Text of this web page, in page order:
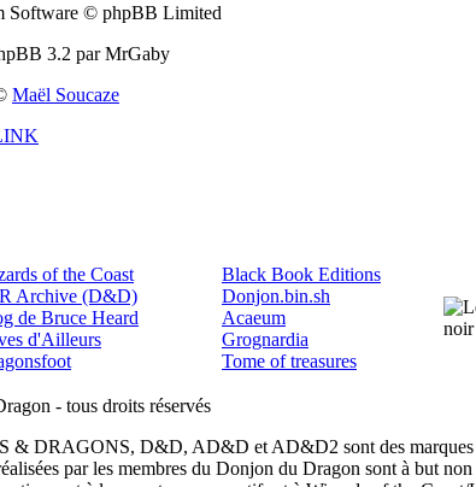
Software © phpBB Limited
3.2 par MrGaby
Maël Soucaze
of the Coast
Archive (D&D)
de Bruce Heard
d'Ailleurs
Black Book Editions
Donjon.bin.sh
Acaeum
Grognardia
Tome of treasures
- tous droits réservés
& DRAGONS, D&D, AD&D et AD&D2 sont des marques
par les membres du Donjon du Dragon sont à but